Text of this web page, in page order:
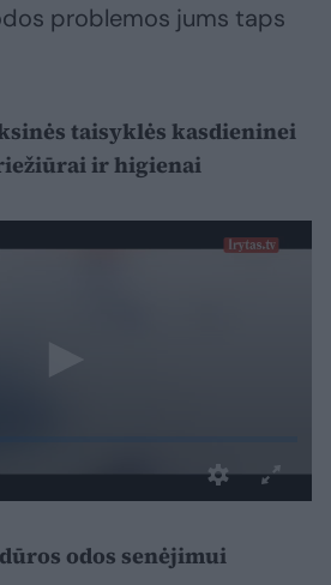
problemos jums taps
taisyklės kasdieninei
ir higienai
odos senėjimui